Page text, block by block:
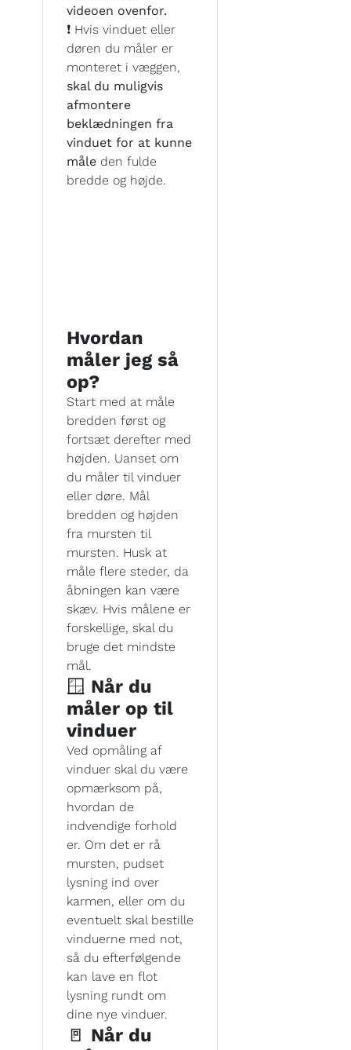
videoen ovenfor.
❗ Hvis vinduet eller
døren du måler er
monteret i væggen,
skal du muligvis
afmontere
beklædningen fra
vinduet for at kunne
måle den fulde
bredde og højde.
Hvordan
måler jeg så
op?
Start med at måle
bredden først og
fortsæt derefter med
højden. Uanset om
du måler til vinduer
eller døre. Mål
bredden og højden
fra mursten til
mursten. Husk at
måle flere steder, da
åbningen kan være
skæv. Hvis målene er
forskellige, skal du
bruge det mindste
mål.
🪟 Når du
måler op til
vinduer
Ved opmåling af
vinduer skal du være
opmærksom på,
hvordan de
indvendige forhold
er. Om det er rå
mursten, pudset
lysning ind over
karmen, eller om du
eventuelt skal bestille
vinduerne med not,
så du efterfølgende
kan lave en flot
lysning rundt om
dine nye vinduer.
🚪 Når du